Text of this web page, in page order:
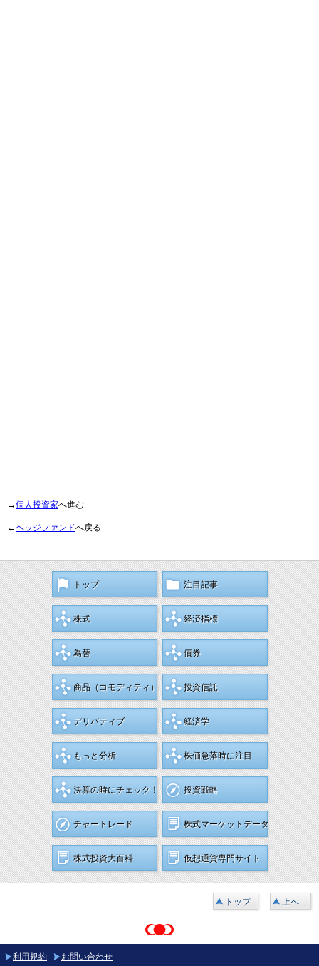
→個人投資家へ進む
←ヘッジファンドへ戻る
トップ 注目記事
株式 経済指標
為替 債券
商品（コモディティ） 投資信託
デリバティブ 経済学
もっと分析 株価急落時に注目
決算の時にチェック！ 投資戦略
チャートレード 株式マーケットデータ
株式投資大百科 仮想通貨専門サイト
トップ 上へ
利用規約 お問い合わせ